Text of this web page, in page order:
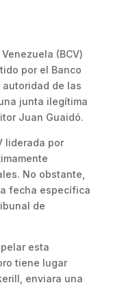
(BCV)
por el Banco
de las
junta ilegítima
Juan Guaidó.
liderada por
No obstante,
fecha específica
de
esta
tiene lugar
enviara una